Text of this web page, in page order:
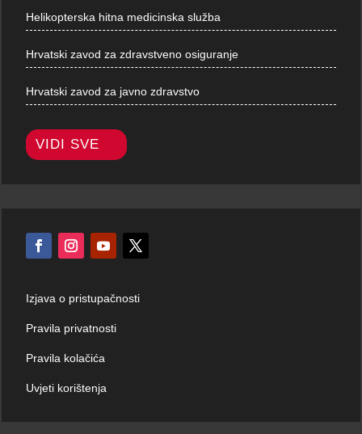
Helikopterska hitna medicinska služba
Hrvatski zavod za zdravstveno osiguranje
Hrvatski zavod za javno zdravstvo
VIDI SVE
Izjava o pristupačnosti
Pravila privatnosti
Pravila kolačića
Uvjeti korištenja